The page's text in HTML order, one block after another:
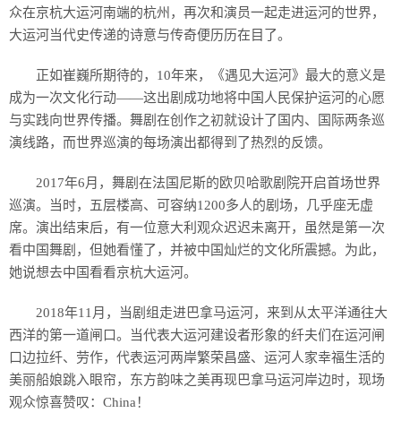
众在京杭大运河南端的杭州，再次和演员一起走进运河的世界，
大运河当代史传递的诗意与传奇便历历在目了。
正如崔巍所期待的，10年来，《遇见大运河》最大的意义是
成为一次文化行动——这出剧成功地将中国人民保护运河的心愿
与实践向世界传播。舞剧在创作之初就设计了国内、国际两条巡
演线路，而世界巡演的每场演出都得到了热烈的反馈。
2017年6月，舞剧在法国尼斯的欧贝哈歌剧院开启首场世界
巡演。当时，五层楼高、可容纳1200多人的剧场，几乎座无虚
席。演出结束后，有一位意大利观众迟迟未离开，虽然是第一次
看中国舞剧，但她看懂了，并被中国灿烂的文化所震撼。为此，
她说想去中国看看京杭大运河。
2018年11月，当剧组走进巴拿马运河，来到从太平洋通往大
西洋的第一道闸口。当代表大运河建设者形象的纤夫们在运河闸
口边拉纤、劳作，代表运河两岸繁荣昌盛、运河人家幸福生活的
美丽船娘跳入眼帘，东方韵味之美再现巴拿马运河岸边时，现场
观众惊喜赞叹：China！